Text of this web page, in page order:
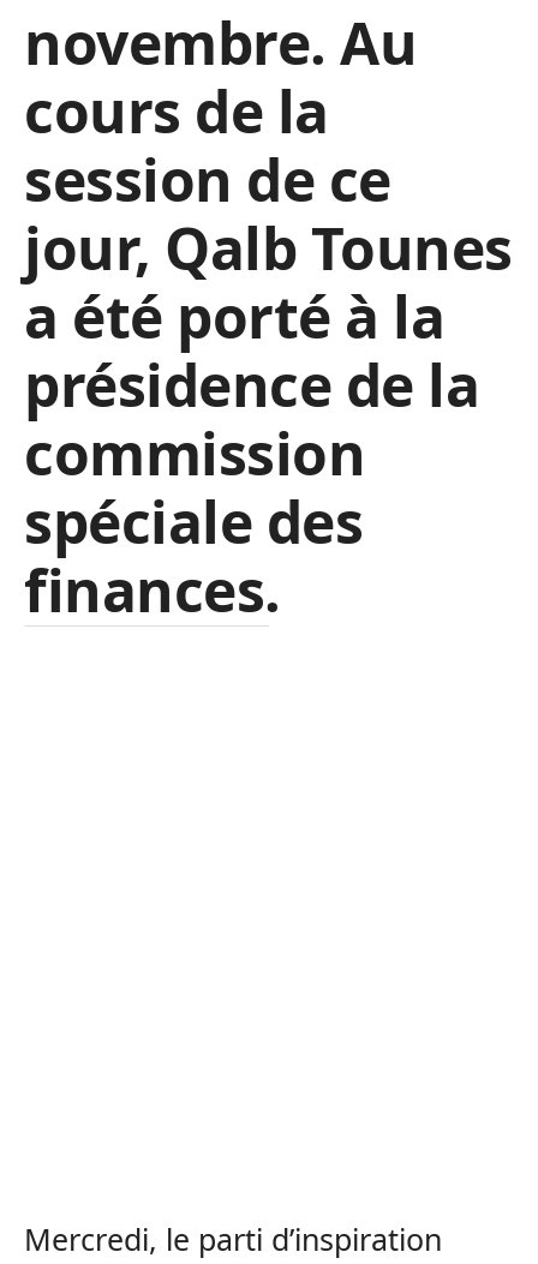
novembre. Au
cours de la
session de ce
jour, Qalb Tounes
a été porté à la
présidence de la
commission
spéciale des
finances.
Mercredi, le parti d’inspiration